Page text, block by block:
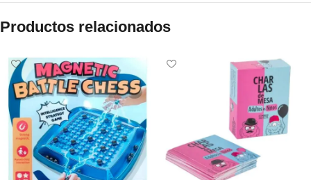
Productos relacionados